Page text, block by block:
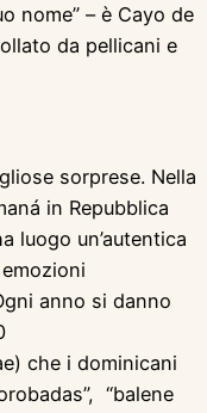
nome” – è Cayo de
da pellicani e
sorprese. Nella
in Repubblica
luogo un’autentica
anno si danno
che i dominicani
“balene